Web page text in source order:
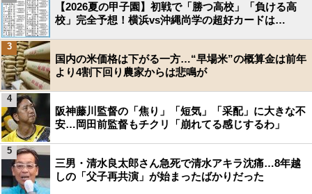
【2026夏の甲子園】初戦で「勝つ高校」「負ける高
校」完全予想！横浜vs沖縄尚学の超好カードは…
国内の米価格は下がる一方…“早場米”の概算金は前年
より4割下回り農家からは悲鳴が
3
阪神藤川監督の「焦り」「短気」「采配」に大きな不
安…岡田前監督もチクリ「崩れてる感じするわ」
4
三男・清水良太郎さん急死で清水アキラ沈痛…8年越
しの「父子再共演」が始まったばかりだった
5